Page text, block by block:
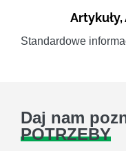
Artykuły,
Standardowe
Daj nam
POTRZEBY